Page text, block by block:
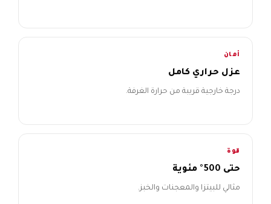
أمان
عزل حراري كامل
درجة خارجية قريبة من حرارة الغرفة.
قوة
حتى 500° مئوية
مثالي للبيتزا والمعجنات والخبز.